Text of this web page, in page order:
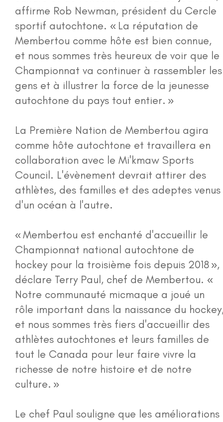
affirme Rob Newman, président du Cercle
sportif autochtone. « La réputation de
Membertou comme hôte est bien connue,
et nous sommes très heureux de voir que le
Championnat va continuer à rassembler les
gens et à illustrer la force de la jeunesse
autochtone du pays tout entier. »
La Première Nation de Membertou agira
comme hôte autochtone et travaillera en
collaboration avec le Mi'kmaw Sports
Council. L'évènement devrait attirer des
athlètes, des familles et des adeptes venus
d'un océan à l'autre.
« Membertou est enchanté d'accueillir le
Championnat national autochtone de
hockey pour la troisième fois depuis 2018 »,
déclare Terry Paul, chef de Membertou. «
Notre communauté micmaque a joué un
rôle important dans la naissance du
et nous sommes très fiers d'accueillir des
athlètes autochtones et leurs familles de
tout le Canada pour leur faire vivre la
richesse de notre histoire et de notre
culture. »
Le chef Paul souligne que les améliorations